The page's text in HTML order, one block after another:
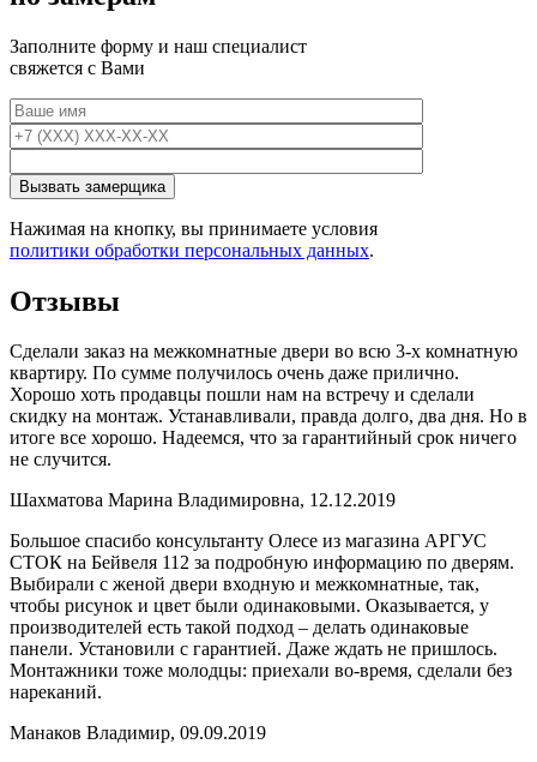
Заполните форму и наш специалист
свяжется с Вами
Нажимая на кнопку, вы принимаете условия
политики обработки персональных данных.
Отзывы
Сделали заказ на межкомнатные двери во всю 3-х комнатную
квартиру. По сумме получилось очень даже прилично.
Хорошо хоть продавцы пошли нам на встречу и сделали
скидку на монтаж. Устанавливали, правда долго, два дня. Но в
итоге все хорошо. Надеемся, что за гарантийный срок ничего
не случится.
Шахматова Марина Владимировна, 12.12.2019
Большое спасибо консультанту Олесе из магазина АРГУС
СТОК на Бейвеля 112 за подробную информацию по дверям.
Выбирали с женой двери входную и межкомнатные, так,
чтобы рисунок и цвет были одинаковыми. Оказывается, у
производителей есть такой подход – делать одинаковые
панели. Установили с гарантией. Даже ждать не пришлось.
Монтажники тоже молодцы: приехали во-время, сделали без
нареканий.
Манаков Владимир, 09.09.2019